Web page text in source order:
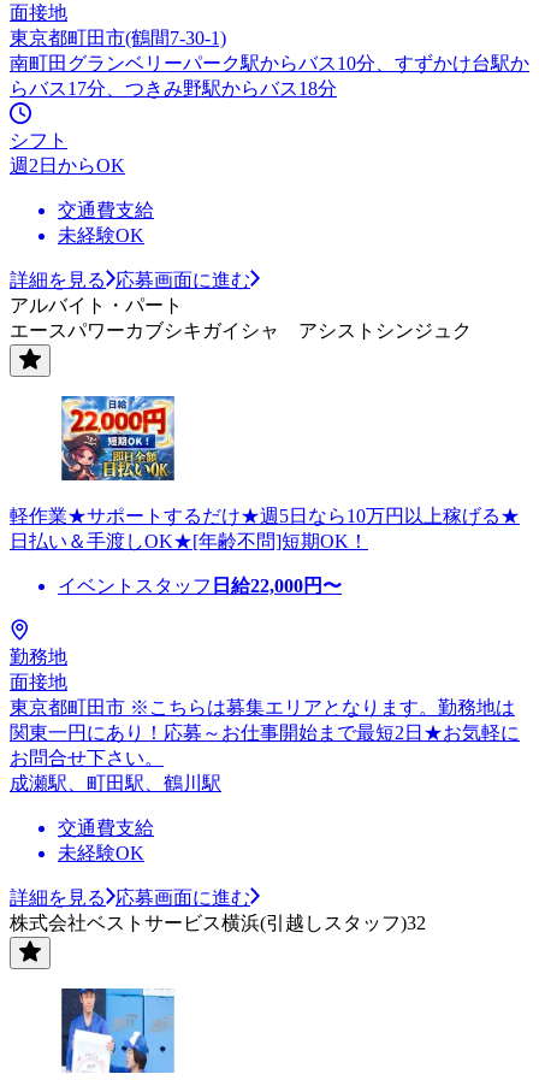
面接地
東京都町田市(鶴間7-30-1)
南町田グランベリーパーク駅からバス10分、すずかけ台駅か
らバス17分、つきみ野駅からバス18分
シフト
週2日からOK
交通費支給
未経験OK
詳細を見る
応募画面に進む
アルバイト・パート
エースパワーカブシキガイシャ アシストシンジュク
軽作業★サポートするだけ★週5日なら10万円以上稼げる★
日払い＆手渡しOK★[年齢不問]短期OK！
イベントスタッフ 日給22,000円〜
勤務地
面接地
東京都町田市 ※こちらは募集エリアとなります。勤務地は
関東一円にあり！応募～お仕事開始まで最短2日★お気軽に
お問合せ下さい。
成瀬駅、町田駅、鶴川駅
交通費支給
未経験OK
詳細を見る
応募画面に進む
株式会社ベストサービス横浜(引越しスタッフ)32